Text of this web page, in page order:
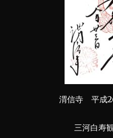
渭信寺 平成
三河白寿